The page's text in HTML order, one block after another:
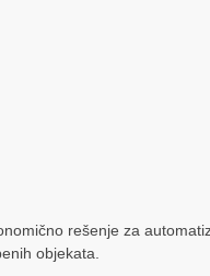
rešenje za
objekata.